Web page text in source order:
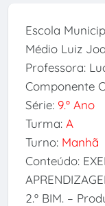
Escola
Médio Luiz
Professora:
Componente
Série: 9.º Ano
Turma: A
Turno: Manhã
Conteúdo:
2.º BIM. –